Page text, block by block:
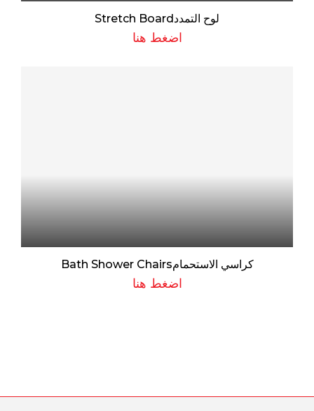
لوح التمددStretch Board
اضغط هنا
كراسي الاستحمامBath Shower Chairs
اضغط هنا